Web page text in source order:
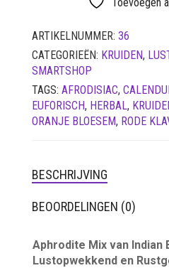
ARTIKELNUMMER: 36
CATEGORIEËN: KRUIDEN,
SMARTSHOP
TAGS: AFRODISIAC,
EUFORISCH, HERBAL,
ORANJE BLOESEM, RODE
BESCHRIJVING
BEOORDELINGEN (0)
Aphrodite Mix van Indian
Lustopwekkend en